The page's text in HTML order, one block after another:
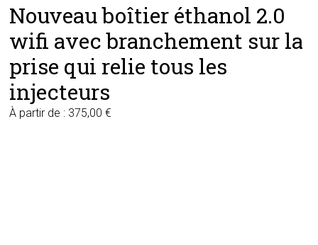
Nouveau boîtier éthanol 2.0
wifi avec branchement sur la
prise qui relie tous les
injecteurs
À partir de : 375,00€